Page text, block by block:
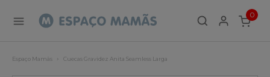
0
ITEMS
Espaço Mamãs Cuecas Gravidez Anita Seamless Larga